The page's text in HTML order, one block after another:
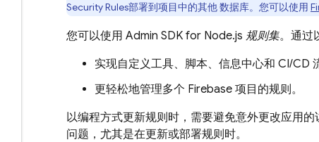
Security Rules部署到项目中的其他 数据库。您可以使用
您可以使用 Admin SDK for Node.js 规则集。通过
实现自定义工具、脚本、信息中心和 CI/CD
更轻松地管理多个 Firebase 项目的规则。
以编程方式更新规则时，需要避免意外更改应用
问题，尤其是在更新或部署规则时。